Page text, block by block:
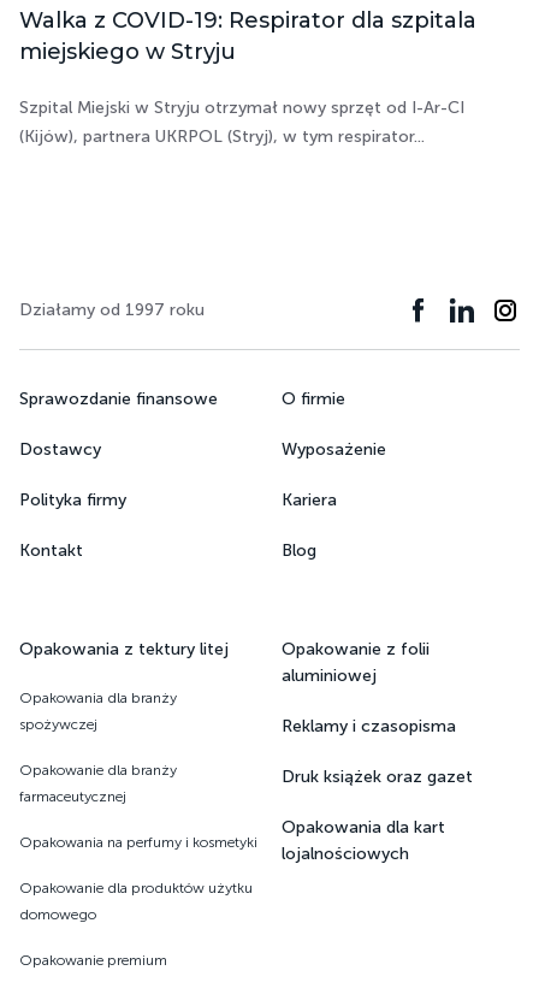
Walka z COVID-19: Respirator dla szpitala
miejskiego w Stryju
Szpital Miejski w Stryju otrzymał nowy sprzęt od I-Ar-CI
(Kijów), partnera UKRPOL (Stryj), w tym respirator...
Działamy od 1997 roku
Sprawozdanie finansowe
Dostawcy
Polityka firmy
Kontakt
O firmie
Wyposażenie
Kariera
Blog
Opakowania z tektury litej
Opakowania dla branży
spożywczej
Opakowanie dla branży
farmaceutycznej
Opakowania na perfumy i kosmetyki
Opakowanie dla produktów użytku
domowego
Opakowanie premium
Opakowanie z folii
aluminiowej
Reklamy i czasopisma
Druk książek oraz gazet ​​​​​​​
Opakowania dla kart
lojalnościowych